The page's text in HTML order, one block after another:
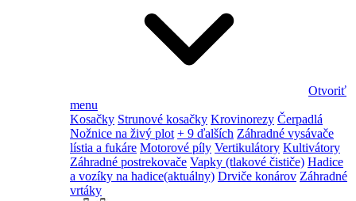
Otvoriť
menu
Kosačky Strunové kosačky Krovinorezy Čerpadlá
Nožnice na živý plot + 9 ďalších Záhradné vysávače
lístia a fukáre Motorové píly Vertikulátory Kultivátory
Záhradné postrekovače Vapky (tlakové čističe) Hadice
a vozíky na hadice(aktuálny) Drviče konárov Záhradné
vrtáky